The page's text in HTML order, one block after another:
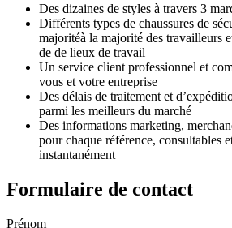
Des dizaines de styles à travers 3
Différents types de chaussures de
majoritéà la majorité des travailleurs
de de lieux de travail
Un service client professionnel et
vous et votre entreprise
Des délais de traitement et
parmi les meilleurs du marché
Des informations marketing,
pour chaque référence, consultables
instantanément
Formulaire de contact
Prénom